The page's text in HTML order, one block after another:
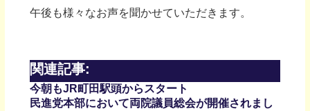
午後も様々なお声を聞かせていただきます。
関連記事:
今朝もJR町田駅頭からスタート
民進党本部において両院議員総会が開催されまし